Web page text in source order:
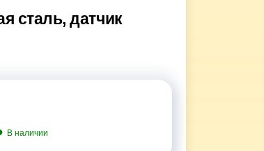
сталь, датчик
В наличии